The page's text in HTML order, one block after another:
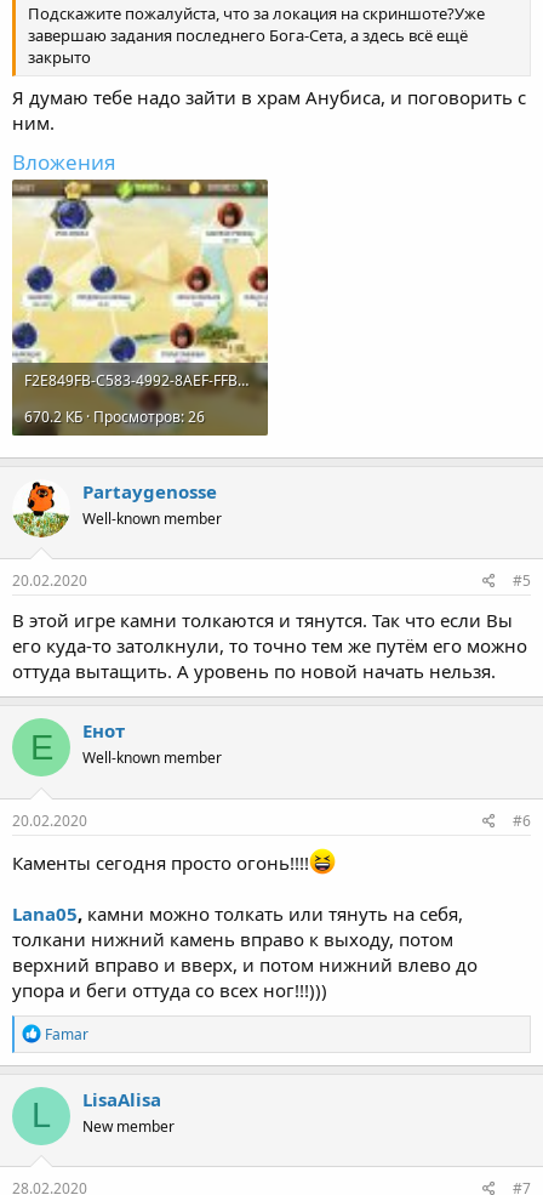
Подскажите пожалуйста, что за локация на скриншоте?Уже
завершаю задания последнего Бога-Сета, а здесь всё ещё
закрыто
Я думаю тебе надо зайти в храм Анубиса, и поговорить с
ним.
Вложения
F2E849FB-C583-4992-8AEF-FFB6EAE196FB.jpeg
670.2 КБ · Просмотров: 26
Partaygenosse
Well-known member
20.02.2020 #5
В этой игре камни толкаются и тянутся. Так что если Вы
его куда-то затолкнули, то точно тем же путём его можно
оттуда вытащить. А уровень по новой начать нельзя.
Е Енот
Well-known member
20.02.2020 #6
Каменты сегодня просто огонь!!!!
Lana05, камни можно толкать или тянуть на себя,
толкани нижний камень вправо к выходу, потом
верхний вправо и вверх, и потом нижний влево до
упора и беги оттуда со всех ног!!!)))
R
e
a
c
i
o
n
s
Famar
L LisaAlisa
New member
28.02.2020 #7